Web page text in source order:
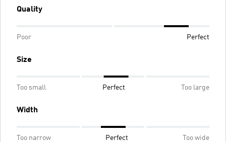
Quality
Poor Perfect
Size
Too small Perfect Too large
Width
Too narrow Perfect Too wide